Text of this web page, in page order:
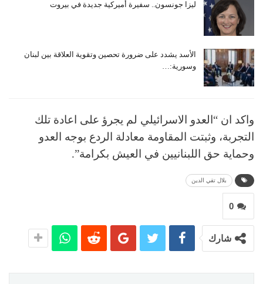
ليزا جونسون.. سفيرة أميركية جديدة في بيروت
الأسد يشدد على ضرورة تحصين وتقوية العلاقة بين لبنان
وسورية:…
واكد ان “العدو الاسرائيلي لم يجرؤ على اعادة تلك
التجربة، وثبتت المقاومة معادلة الردع بوجه العدو
وحماية حق اللبنانيين في العيش بكرامة”.
بلال تقي الدين
0
شارك